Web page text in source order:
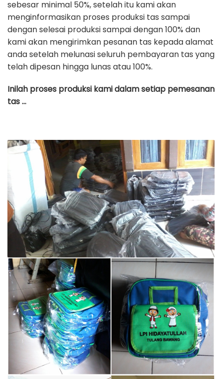
sebesar minimal 50%, setelah itu kami akan
menginformasikan proses produksi tas sampai
dengan selesai produksi sampai dengan 100% dan
kami akan mengirimkan pesanan tas kepada alamat
anda setelah melunasi seluruh pembayaran tas yang
telah dipesan hingga lunas atau 100%.
Inilah proses produksi kami dalam setiap pemesanan
tas …